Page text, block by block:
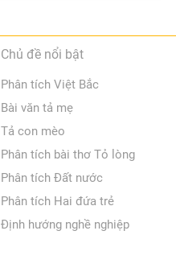
Chủ đề nổi bật
Phân tích Việt Bắc
Bài văn tả mẹ
Tả con mèo
Phân tích bài thơ Tỏ lòng
Phân tích Đất nước
Phân tích Hai đứa trẻ
Định hướng nghề nghiệp